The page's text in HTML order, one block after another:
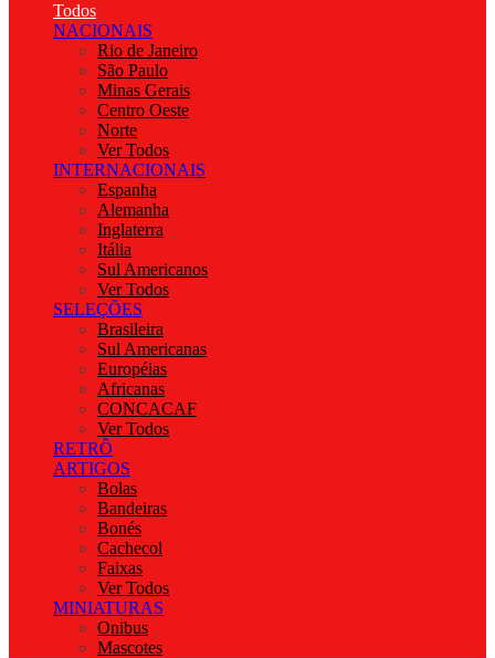
Todos
NACIONAIS
Rio de Janeiro
São Paulo
Minas Gerais
Centro Oeste
Norte
Ver Todos
INTERNACIONAIS
Espanha
Alemanha
Inglaterra
Itália
Sul Americanos
Ver Todos
SELEÇÕES
Brasileira
Sul Americanas
Européias
Africanas
CONCACAF
Ver Todos
RETRÔ
ARTIGOS
Bolas
Bandeiras
Bonés
Cachecol
Faixas
Ver Todos
MINIATURAS
Onibus
Mascotes